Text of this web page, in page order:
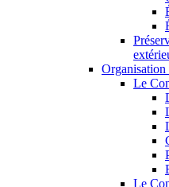
Organisation
Le
Le